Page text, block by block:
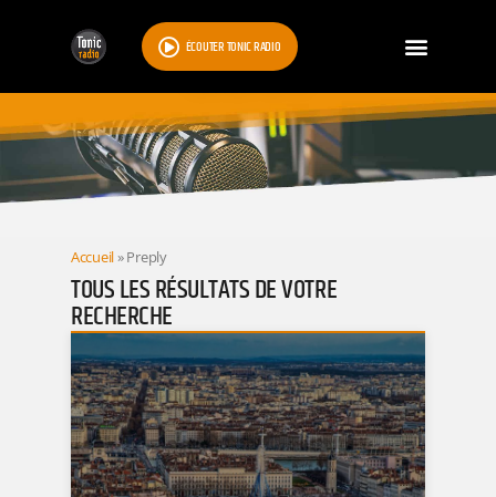
ÉCOUTER TONIC RADIO
RESULTATS
Accueil»Preply
TOUS LES RÉSULTATS DE VOTRE
RECHERCHE